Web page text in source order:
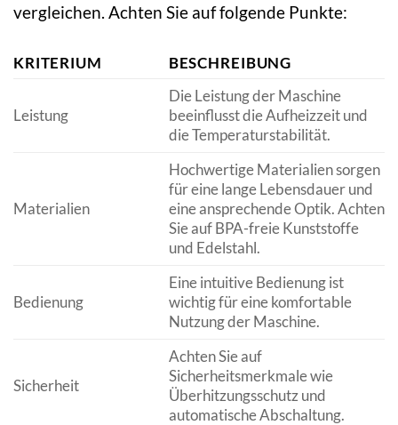
vergleichen. Achten Sie auf folgende Punkte:
KRITERIUM BESCHREIBUNG
Leistung
Die Leistung der Maschine
beeinflusst die Aufheizzeit und
die Temperaturstabilität.
Materialien
Hochwertige Materialien sorgen
für eine lange Lebensdauer und
eine ansprechende Optik. Achten
Sie auf BPA-freie Kunststoffe
und Edelstahl.
Bedienung
Eine intuitive Bedienung ist
wichtig für eine komfortable
Nutzung der Maschine.
Sicherheit
Achten Sie auf
Sicherheitsmerkmale wie
Überhitzungsschutz und
automatische Abschaltung.